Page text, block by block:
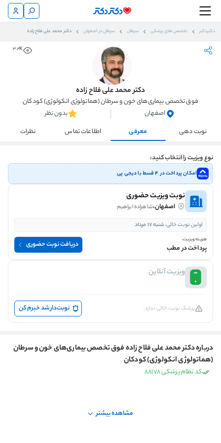
دکتردکتر تخصص های پزشکی سرطان سرطان در اصفهان دکتر محمد علی فلاح زاده
3.2K
دکتر محمد علی فلاح زاده
فوق تخصص بیماری‌های خون و سرطان (هماتولوژی انکولوژی) کودکان
اصفهان
بدون نظر
نوبت دهی
معرفی اطلاعات تماس نظرات
نوع ویزیت را انتخاب کنید:
امکان پرداخت در ۴ قسط با دیجی پی
نوبت ویزیت حضوری
اصفهان،شاهزاده ابراهیم
اولین نوبت خالی:شنبه 17 مرداد
هزینه ویزیت:
پرداخت در مطب دریافت نوبت حضوری
ویزیت آنلاین
پزشک نوبت خالی ندارد. نوبت‌دار شد خبرم کن
درباره دکتر محمد علی فلاح زاده فوق تخصص بیماری‌های خون و سرطان
(هماتولوژی انکولوژی) کودکان
کد نظام پزشکی 88178
مشاهده بیشتر